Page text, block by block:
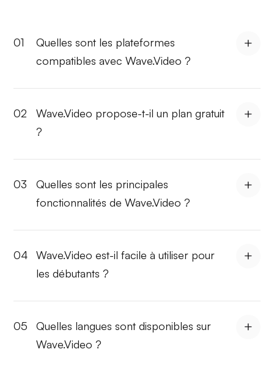
01
Quelles sont les plateformes
compatibles avec Wave.Video ?
02
Wave.Video propose-t-il un plan gratuit
?
03
Quelles sont les principales
fonctionnalités de Wave.Video ?
04
Wave.Video est-il facile à utiliser pour
les débutants ?
05
Quelles langues sont disponibles sur
Wave.Video ?